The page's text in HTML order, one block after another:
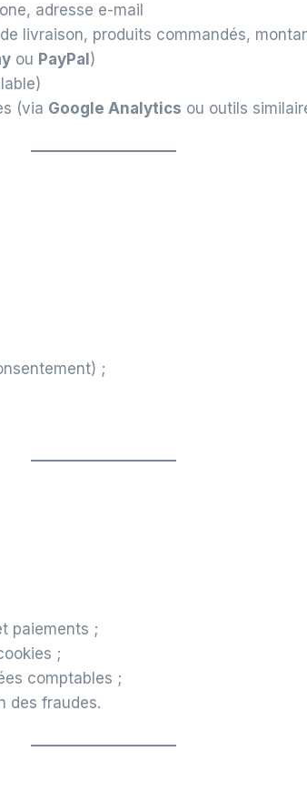
adresse e-mail
livraison, produits commandés,
ou PayPal )
(via Google Analytics ou outils
;
paiements ;
;
comptables ;
des fraudes.